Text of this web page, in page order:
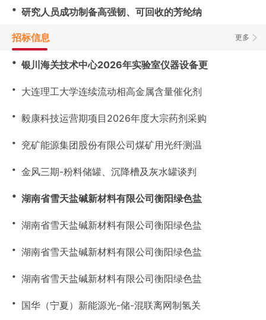
・ 研究人员成功制备高强韧、可回收的芳纶纳
更多
招标信息
・ 银川海关技术中心2026年实验室仪器设备更
・ 大连理工大学连续流动相高金属含量催化剂
・ 毅康科技运营期项目2026年度大宗药剂采购
・ 兖矿能源集团股份有限公司煤矿用光纤测温
・ 金风三期-粉料储罐、沉降槽及灰水罐谈判
・ 湖南省雪天盐碱新材料有限公司衡阳绿色盐
・ 湖南省雪天盐碱新材料有限公司衡阳绿色盐
・ 湖南省雪天盐碱新材料有限公司衡阳绿色盐
・ 湖南省雪天盐碱新材料有限公司衡阳绿色盐
・ 国华（宁夏）新能源光-储-混联离网制氢关